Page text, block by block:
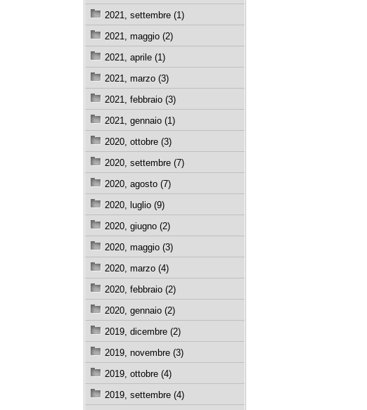
2021, settembre (1)
2021, maggio (2)
2021, aprile (1)
2021, marzo (3)
2021, febbraio (3)
2021, gennaio (1)
2020, ottobre (3)
2020, settembre (7)
2020, agosto (7)
2020, luglio (9)
2020, giugno (2)
2020, maggio (3)
2020, marzo (4)
2020, febbraio (2)
2020, gennaio (2)
2019, dicembre (2)
2019, novembre (3)
2019, ottobre (4)
2019, settembre (4)